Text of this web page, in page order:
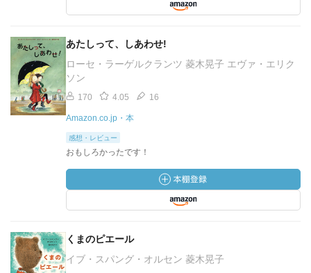
あたしって、しあわせ!
ローセ・ラーゲルクランツ 菱木晃子 エヴァ・エリク
ソン
170 4.05 16
Amazon.co.jp・本
感想・レビュー
おもしろかったです！
くまのピエール
イブ・スパング・オルセン 菱木晃子